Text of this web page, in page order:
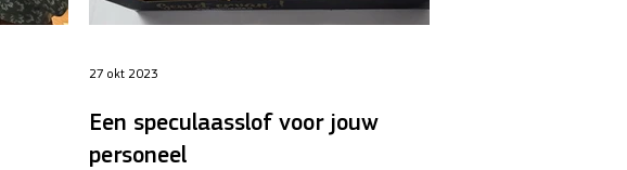
Een speculaasslof voor jouw
personeel
27 okt 2023